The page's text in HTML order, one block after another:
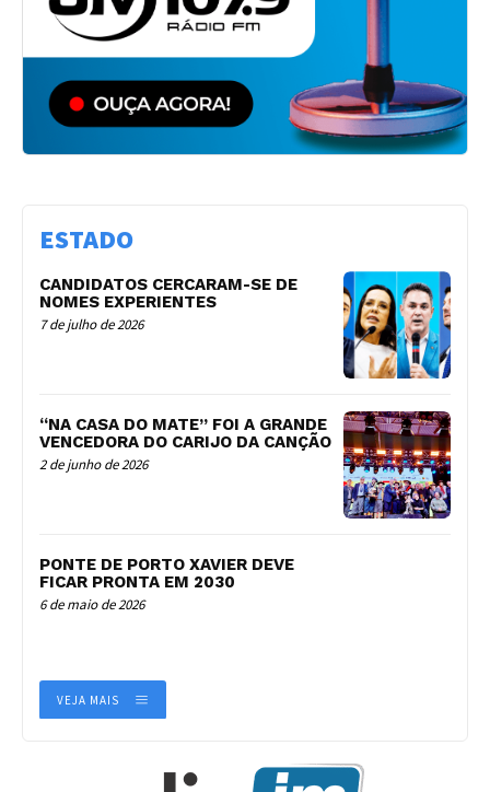
ESTADO
CANDIDATOS CERCARAM-SE DE
NOMES EXPERIENTES
7 de julho de 2026
“NA CASA DO MATE” FOI A GRANDE
VENCEDORA DO CARIJO DA CANÇÃO
2 de junho de 2026
PONTE DE PORTO XAVIER DEVE
FICAR PRONTA EM 2030
6 de maio de 2026
VEJA MAIS